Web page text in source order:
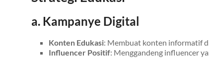
a. Kampanye Digital
Konten Edukasi: Membuat konten informatif
Influencer Positif: Menggandeng influencer